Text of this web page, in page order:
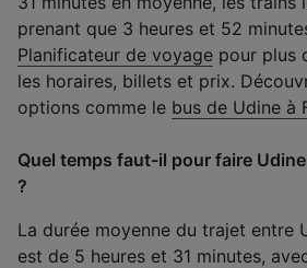
prenant que 3 heures et 52
Planificateur de voyage pour plus
les horaires, billets et prix.
options comme le bus de Udine à
Quel temps faut-il pour faire
?
La durée moyenne du trajet entre
est de 5 heures et 31 minutes,